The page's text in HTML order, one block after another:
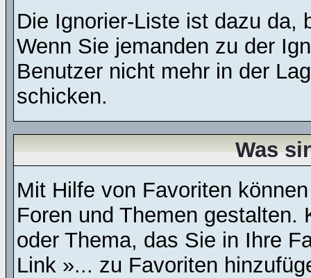
Die Ignorier-Liste ist dazu da,
Wenn Sie jemanden zu der
Benutzer nicht mehr in der
schicken.
Was
Mit Hilfe von Favoriten
Foren und Themen
oder Thema, das Sie in Ihre
Link »... zu Favoriten